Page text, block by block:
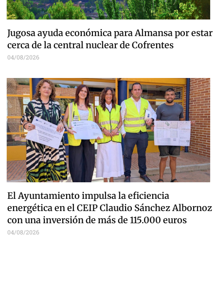
Jugosa ayuda económica para Almansa por estar
cerca de la central nuclear de Cofrentes
04/08/2026
El Ayuntamiento impulsa la eficiencia
energética en el CEIP Claudio Sánchez Albornoz
con una inversión de más de 115.000 euros
04/08/2026